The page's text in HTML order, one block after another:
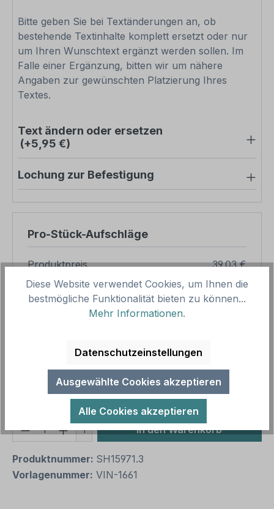
Bitte geben Sie bei Textänderungen an, ob
bestehende Textinhalte komplett ersetzt oder nur
um Ihren Wunschtext ergänzt werden sollen. Im
Falle einer Ergänzung, bitten wir um nähere
Angaben zur gewünschten Platzierung Ihres
Textes.
Text ändern oder ersetzen
(+5,95 €)
Lochung zur Befestigung
Pro-Stück-Aufschläge
Produktpreis
39,03 €
Zwischensumme
39,03 €
Zusammenfassung
Preise inkl. MwSt. zzgl. Versandkosten
Aufgrund von Neuberechnungen im Warenkorb sind
abweichende Endpreise möglich.
Produkt Anzahl: Gib den gewünschten
1 In den Warenkorb
Produktnummer: SH15971.3
Vorlagenummer: VIN-1661
Diese Website verwendet Cookies, um Ihnen die
bestmögliche Funktionalität bieten zu können...
Mehr Informationen.
Datenschutzeinstellungen
Ausgewählte Cookies akzeptieren
Alle Cookies akzeptieren